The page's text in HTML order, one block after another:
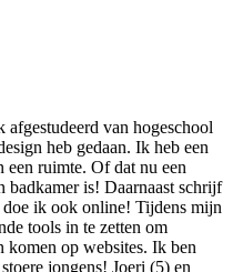
van hogeschool
heb gedaan. Ik heb een
een ruimte. Of dat nu een
is! Daarnaast schrijf
ik ook online! Tijdens mijn
tools in te zetten om
komen op websites. Ik ben
jongens! Joeri (5) en